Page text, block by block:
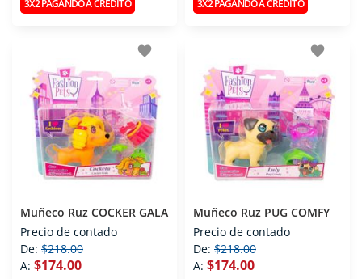
3X2 PAGANDO A CRÉDITO 3X2 PAGANDO A CRÉDITO
favorite
Muñeco Ruz COCKER GALA
Precio de contado
De: $218.00
A: $174.00
favorite
Muñeco Ruz PUG COMFY
Precio de contado
De: $218.00
A: $174.00